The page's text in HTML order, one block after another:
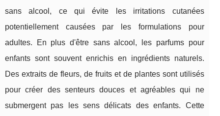
sans alcool, ce qui évite les irritations cutanées
potentiellement causées par les formulations pour
adultes. En plus d'être sans alcool, les parfums pour
enfants sont souvent enrichis en ingrédients naturels.
Des extraits de fleurs, de fruits et de plantes sont utilisés
pour créer des senteurs douces et agréables qui ne
submergent pas les sens délicats des enfants. Cette